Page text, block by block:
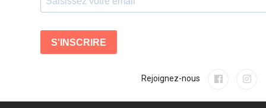
Rejoignez-nous